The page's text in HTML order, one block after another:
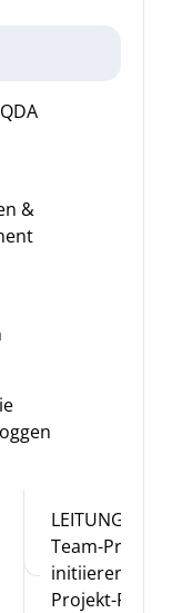
&
LEITUNG:
Team-Projekt
initiieren &
Projekt-Runde